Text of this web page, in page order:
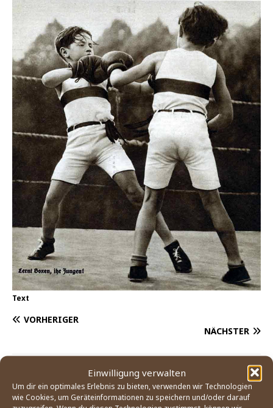
Einwilligung verwalten
Um dir ein optimales Erlebnis zu bieten, verwenden wir Technologien
wie Cookies, um Geräteinformationen zu speichern und/oder darauf
Text
VORHERIGER
NÄCHSTER
NEUESTE BERICHTE: